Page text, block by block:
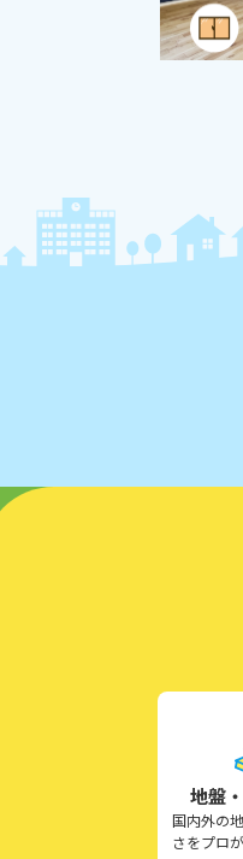
地盤
国内外の
さをプロ